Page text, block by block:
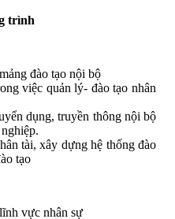
trình
đào tạo nội bộ
việc quản lý- đào tạo nhân
dụng, truyền thông nội bộ
tài, xây dựng hệ thống đào
tạo
vực nhân sự